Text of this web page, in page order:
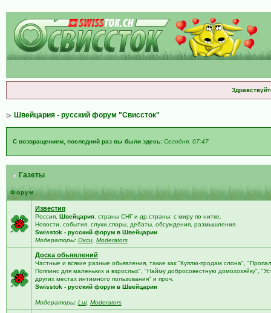
Швейцария - русский форум "Свиссток"
С возвращением, последний раз вы были здесь: Сегодня, 07:47
Газеты
Форум
Известия
Россия, Швейцария, страны СНГ и др.страны: с миру по нитке.
Новости, события, слухи,споры, дебаты, обсуждения, размышления.
Swisstok - русский форум в Швейцарии
Модераторы: Окси, Moderators
Доска обьявлений
Частные и всякие разные обьявления, такие как:"Куплю-продам слона",
Поппинс для маленьких и взрослых", "Найму добросовестную домохозяйку",
других местах интимного пользования" и проч.
Swisstok - русский форум в Швейцарии
Модераторы: Lui, Moderators